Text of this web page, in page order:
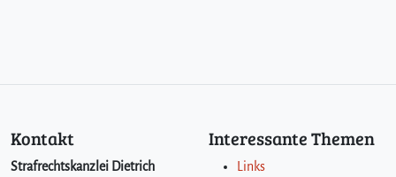
Kontakt
Strafrechtskanzlei Dietrich
Interessante Themen
Links